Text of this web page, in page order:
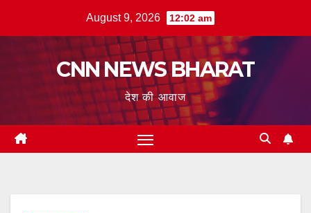
August 9, 2026 12:02 am
CNN NEWS BHARAT
देश की आवाज